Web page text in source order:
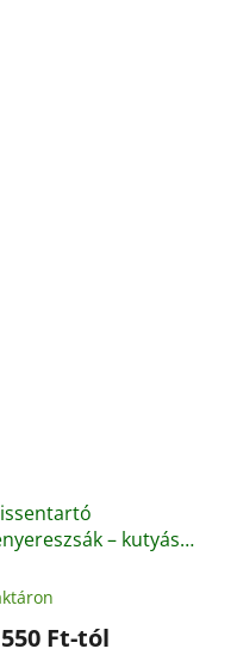
– kutyás
béléssel
Ft-tól